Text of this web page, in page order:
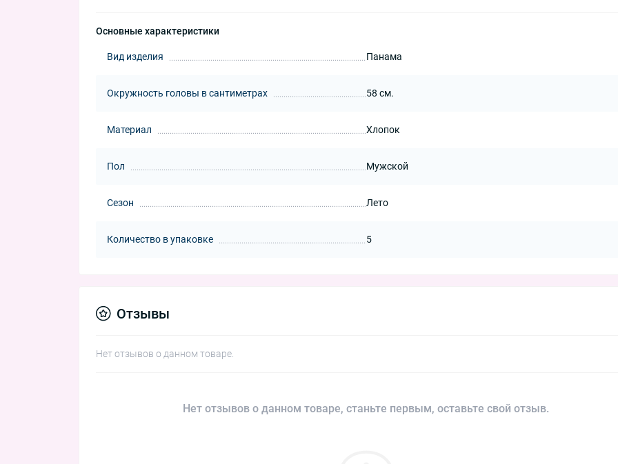
Основные характеристики
Вид изделия Панама
Окружность головы в сантиметрах 58 см.
Материал Хлопок
Пол Мужской
Сезон Лето
Количество в упаковке 5
Отзывы
Нет отзывов о данном товаре.
Нет отзывов о данном товаре, станьте первым, оставьте свой отзыв.